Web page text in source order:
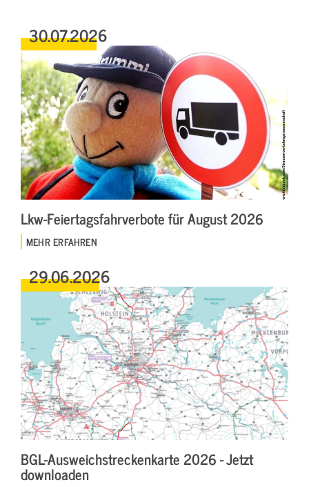
30.07.2026
Lkw-Feiertagsfahrverbote für August 2026
MEHR ERFAHREN
29.06.2026
BGL-Ausweichstreckenkarte 2026 - Jetzt
downloaden